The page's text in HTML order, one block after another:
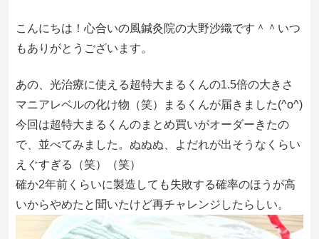
こんにちは！心合いの風鍼灸院の大野沙織です＾＾いつ
もありがとうございます。
あの、光治療に使える超特大まるくんの1.5倍の大きさ
マニアレベルの化け物（笑）まるくんが届きました(^o^)
今回は超特大まるくんのまとめ買いがオーダーきたの
で、並べてみました。ぬぬぬ、よだれが出そうなくらい
えぐすぎる（笑）（笑）
確か2年前くらいに製造しても失敗する確率のほうが高
いからやめたと聞いたけど再チャレンジしたらしい。